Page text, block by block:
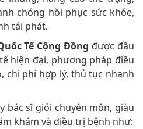
chóng hồi phục sức khỏe,
tái phát.
Tế Cộng Đồng được đầu
hiện đại, phương pháp điều
chi phí hợp lý, thủ tục nhanh
bác sĩ giỏi chuyên môn, giàu
khám và điều trị bệnh như: